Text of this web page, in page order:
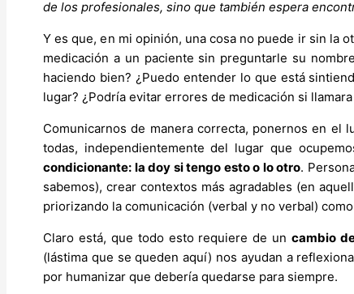
de los profesionales, sino que también espera
Y es que, en mi opinión, una cosa no puede ir sin la
medicación a un paciente sin preguntarle su
haciendo bien? ¿Puedo entender lo que está
lugar? ¿Podría evitar errores de medicación si
Comunicarnos de manera correcta, ponernos en el
todas, independientemente del lugar que
condicionante: la doy si tengo esto o lo otro.
sabemos), crear contextos más agradables (en
priorizando la comunicación (verbal y no verbal)
Claro está, que todo esto requiere de uncambio
(lástima que se queden aquí) nos ayudan a
por humanizar que debería quedarse para siempre.